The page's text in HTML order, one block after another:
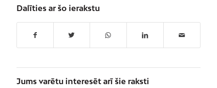
Dalīties ar šo ierakstu
Jums varētu interesēt arī šie raksti